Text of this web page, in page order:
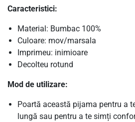
Caracteristici:
Material: Bumbac 100%
Culoare: mov/marsala
Imprimeu: inimioare
Decolteu rotund
Mod de utilizare:
Poartă această pijama pentru a
lungă sau pentru a te simți